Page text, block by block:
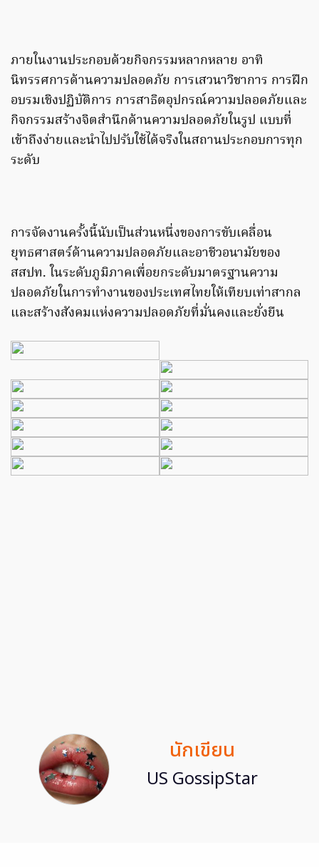
ภายในงานประกอบด้วยกิจกรรมหลากหลาย อาทิ
นิทรรศการด้านความปลอดภัย การเสวนาวิชาการ การฝึก
อบรมเชิงปฏิบัติการ การสาธิตอุปกรณ์ความปลอดภัยและ
กิจกรรมสร้างจิตสำนึกด้านความปลอดภัยในรูป แบบที่
เข้าถึงง่ายและนำไปปรับใช้ได้จริงในสถานประกอบการทุก
ระดับ
การจัดงานครั้งนี้นับเป็นส่วนหนึ่งของการขับเคลื่อน
ยุทธศาสตร์ด้านความปลอดภัยและอาชีวอนามัยของ
สสปท. ในระดับภูมิภาคเพื่อยกระดับมาตรฐานความ
ปลอดภัยในการทำงานของประเทศไทยให้เทียบเท่าสากล
และสร้างสังคมแห่งความปลอดภัยที่มั่นคงและยั่งยืน
นักเขียน
US GossipStar